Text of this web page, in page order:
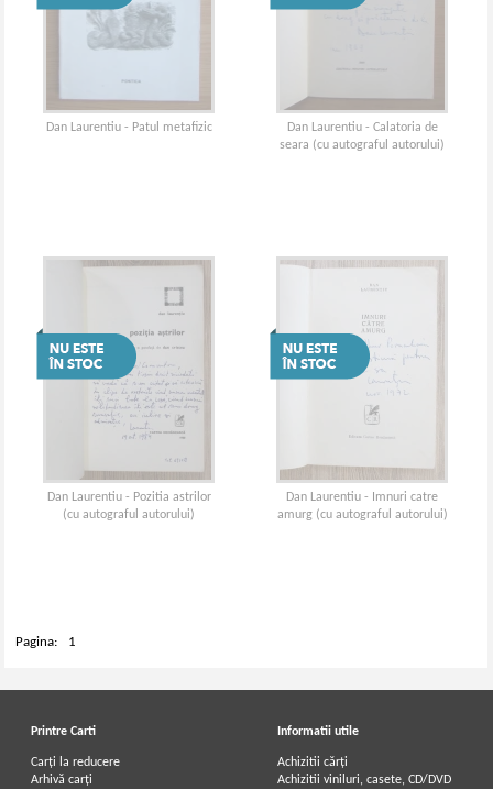
Dan Laurentiu - Patul metafizic
Dan Laurentiu - Calatoria de
seara (cu autograful autorului)
Dan Laurentiu - Pozitia astrilor
(cu autograful autorului)
Dan Laurentiu - Imnuri catre
amurg (cu autograful autorului)
Pagina: 1
Printre Carti
Carți la reducere
Arhivă carți
Informatii utile
Achizitii cărți
Achizitii viniluri, casete, CD/DVD